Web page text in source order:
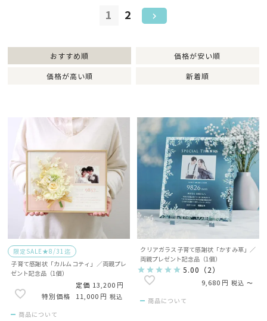
おすすめ順 価格が安い順
価格が高い順 新着順
1 2
限定SALE★8/31迄
子育て感謝状「カルムコティ」／両親プレ
ゼント記念品（1個）
定価 13,200
11,000
税込
商品について
クリアガラス子育て感謝状「かすみ草」／
両親プレゼント記念品（1個）
5.00 （2）
9,680 税込 〜
商品について